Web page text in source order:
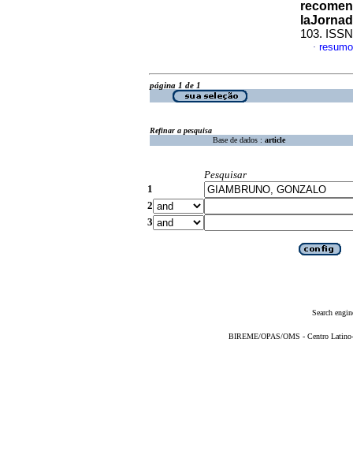
103.
·
página 1 de 1
Refinar a pesquisa
Base de dados : article
Pesquisar
1
2
3
Search
BIREME/OPAS/OMS - Centro Latino-